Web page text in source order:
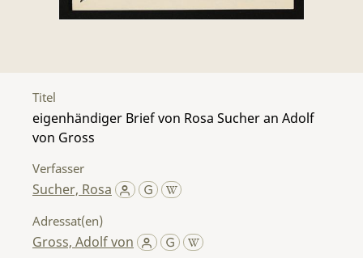
Titel
eigenhändiger Brief von Rosa Sucher an Adolf
von Gross
Verfasser
Sucher, Rosa
Adressat(en)
Gross, Adolf von